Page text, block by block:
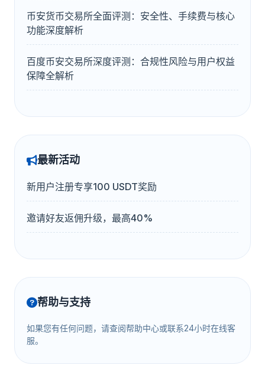
币安货币交易所全面评测：安全性、手续费与核心
功能深度解析
百度币安交易所深度评测：合规性风险与用户权益
保障全解析
最新活动
新用户注册专享100 USDT奖励
邀请好友返佣升级，最高40%
帮助与支持
如果您有任何问题，请查阅帮助中心或联系24小时在线客
服。